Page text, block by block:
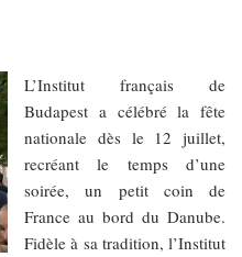
L’Institut français de
Budapest a célébré la fête
nationale dès le 12 juillet,
recréant le temps d’une
soirée, un petit coin de
France au bord du Danube.
Fidèle à sa tradition, l’Institut